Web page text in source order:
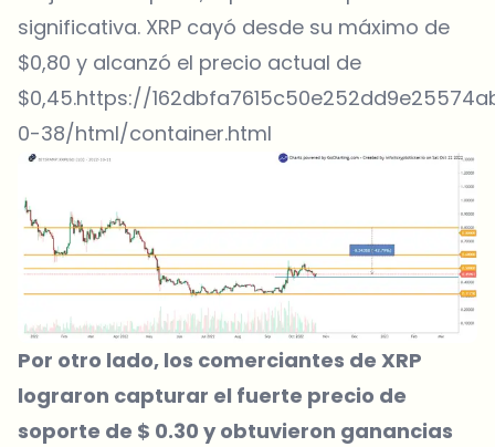
significativa. XRP cayó desde su máximo de
$0,80 y alcanzó el precio actual de
$0,45.https://
0-38/html/container.html
Por otro lado, los comerciantes de XRP
lograron capturar el fuerte precio de
soporte de $ 0.30 y obtuvieron ganancias